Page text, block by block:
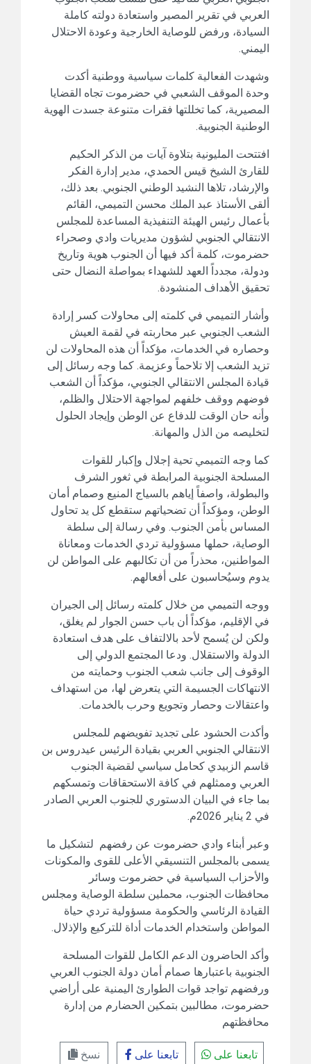
العربي في تقرير المصير واستعادة دولته كاملة
السيادة، ورفض للوصاية الخارجية وعودة الاحتلال
اليمني.
وشهدت الفعالية كلمات سياسية ووطنية أكدت
وحدة الموقف الشعبي في حضرموت تجاه القضايا
المصيرية، كما تخللتها فقرات متنوعة جسدت الهوية
الوطنية الجنوبية.
افتتحت المليونية بتلاوة آيات من الذكر الحكيم
للقارئ الشيخ قيس الحمدي، مدير إدارة الفكر
والإرشاد، تلاها النشيد الوطني الجنوبي. بعد ذلك،
ألقى الأستاذ عبد الملك محسن التميمي، القائم
بأعمال رئيس الهيئة التنفيذية المساعدة للمجلس
الانتقالي الجنوبي لشؤون مديريات وادي وصحراء
حضرموت، كلمة أكد فيها أن الجنوب هوية وتاريخ
ودولة، مجدداً العهد للشهداء بمواصلة النضال حتى
تحقيق الأهداف المنشودة.
وأشار التميمي في كلمته إلى محاولات كسر إرادة
الشعب الجنوبي عبر محاربته في لقمة العيش
وحصاره في الخدمات، مؤكداً أن هذه المحاولات لن
تزيد الشعب إلا تلاحماً وعزيمة. كما وجه رسائل إلى
قيادة المجلس الانتقالي الجنوبي، مؤكداً أن الشعب
فوضهم ووقف خلفهم لمواجهة الاحتلال والظلم،
وأنه حان الوقت للدفاع عن الوطن وإيجاد الحلول
لتخليصه من الذل والمهانة.
كما وجه التميمي تحية إجلال وإكبار للقوات
المسلحة الجنوبية المرابطة في ثغور الشرف
والبطولة، واصفاً إياهم بالسياج المنيع وصمام أمان
الوطن، ومؤكداً أن تضحياتهم ستقطع كل يد تحاول
المساس بأمن الجنوب. وفي رسالة إلى سلطة
الوصاية، حملها مسؤولية تردي الخدمات ومعاناة
المواطنين، محذراً من أن تكالبهم على المواطن لن
يدوم وسيُحاسبون على أفعالهم.
ووجه التميمي من خلال كلمته رسائل إلى الجيران
في الإقليم، مؤكداً أن باب حسن الجوار لم يغلق،
ولكن لن يُسمح لأحد بالالتفاف على هدف استعادة
الدولة والاستقلال. ودعا المجتمع الدولي إلى
الوقوف إلى جانب شعب الجنوب وحمايته من
الانتهاكات الجسيمة التي يتعرض لها، من استهداف
واعتقالات وحصار وتجويع وحرب بالخدمات.
وأكدت الحشود على تجديد تفويضهم للمجلس
الانتقالي الجنوبي العربي بقيادة الرئيس عيدروس بن
قاسم الزبيدي كحامل سياسي لقضية الجنوب
العربي وممثلهم في كافة الاستحقاقات وتمسكهم
بما جاء في البيان الدستوري للجنوب العربي الصادر
في 2 يناير 2026م.
وعبر أبناء وادي حضرموت عن رفضهم لتشكيل ما
يسمى بالمجلس التنسيقي الأعلى للقوى والمكونات
والأحزاب السياسية في حضرموت وسائر
محافظات الجنوب، محملين سلطة الوصاية ومجلس
القيادة الرئاسي والحكومة مسؤولية تردي حياة
المواطن واستخدام الخدمات أداة للتركيع والإذلال.
وأكد الحاضرون الدعم الكامل للقوات المسلحة
الجنوبية باعتبارها صمام أمان دولة الجنوب العربي
ورفضهم تواجد قوات الطوارئ اليمنية على أراضي
حضرموت، مطالبين بتمكين الحضارم من إدارة
محافظتهم
تابعنا على تابعنا على نسخ